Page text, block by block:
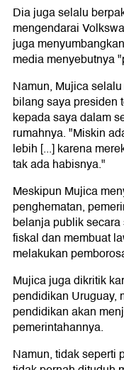
Dia juga selalu
mengendarai
juga
media menyebutnya
Namun, Mujica
bilang saya presiden
kepada saya dalam
rumahnya. "Miskin
lebih [...] karena
tak ada habisnya."
Meskipun Mujica
penghematan,
belanja publik
fiskal dan membuat
melakukan
Mujica juga dikritik
pendidikan Uruguay,
pendidikan akan
pemerintahannya.
Namun, tidak seperti